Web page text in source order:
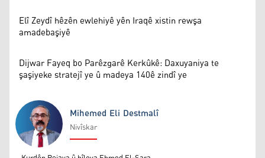
Elî Zeydî hêzên ewlehiyê yên Iraqê xistin rewşa
amadebaşiyê
Dijwar Fayeq bo Parêzgarê Kerkûkê: Daxuyaniya te
şaşiyeke stratejî ye û madeya 140ê zindî ye
Mihemed Eli Destmalî
Mihemed Eli Destmalî
Nivîskar